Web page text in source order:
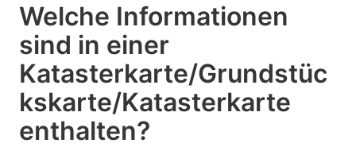
Welche Informationen
sind in einer
Katasterkarte/Grundstüc
kskarte/Katasterkarte
enthalten?